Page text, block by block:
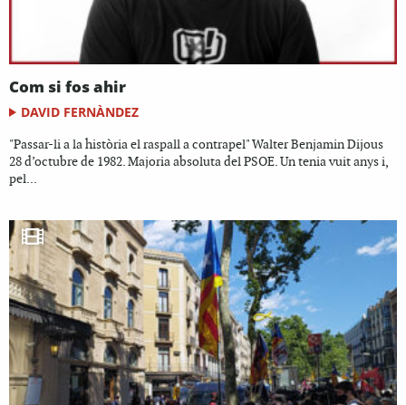
Com si fos ahir
DAVID FERNÀNDEZ
"Passar-li a la història el raspall a contrapel" Walter Benjamin Dijous
28 d’octubre de 1982. Majoria absoluta del PSOE. Un tenia vuit anys i,
pel...